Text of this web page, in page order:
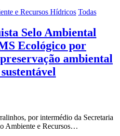
e Recursos Hídricos Todas
Selo Ambiental
Ecológico por
ambiental
por intermédio da Secretaria
Ambiente e Recursos…